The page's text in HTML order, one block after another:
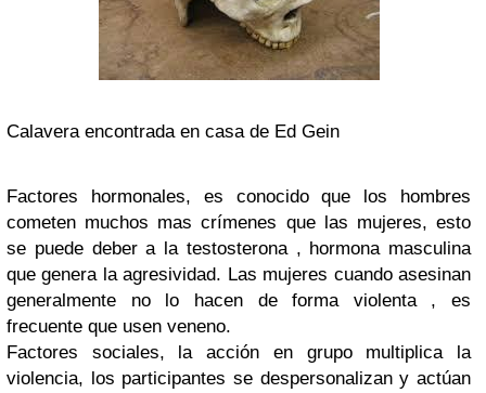
Calavera encontrada en casa de Ed Gein
Factores hormonales, es conocido que los hombres
cometen muchos mas crímenes que las mujeres, esto
se puede deber a la testosterona , hormona masculina
que genera la agresividad. Las mujeres cuando asesinan
generalmente no lo hacen de forma violenta , es
frecuente que usen veneno.
Factores sociales, la acción en grupo multiplica la
violencia, los participantes se despersonalizan y actúan